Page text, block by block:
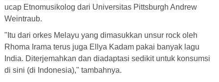
ucap Etnomusikolog dari Universitas Pittsburgh Andrew
Weintraub.
"Itu dari orkes Melayu yang dimasukkan unsur rock oleh
Rhoma Irama terus juga Ellya Kadam pakai banyak lagu
India. Diterjemahkan dan diadaptasi sedikit untuk konsumsi
di sini (di Indonesia)," tambahnya.